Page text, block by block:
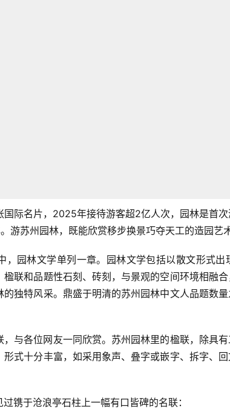
际名片，2025年接待游客超2亿人次，园林是首
游苏州园林，既能欣赏移步换景巧夺天工的造园艺
，园林文学单列一章。园林文学包括以散文形式
联和品题性石刻、砖刻，与景观的空间环境相融
独特风采。鼎盛于明清的苏州园林中文人品题数
与各位网友一同欣赏。苏州园林里的楹联，除具
式十分丰富，如采用象声、叠字或嵌字、拆字、
镌于沧浪亭石柱上一幅有口皆碑的名联：